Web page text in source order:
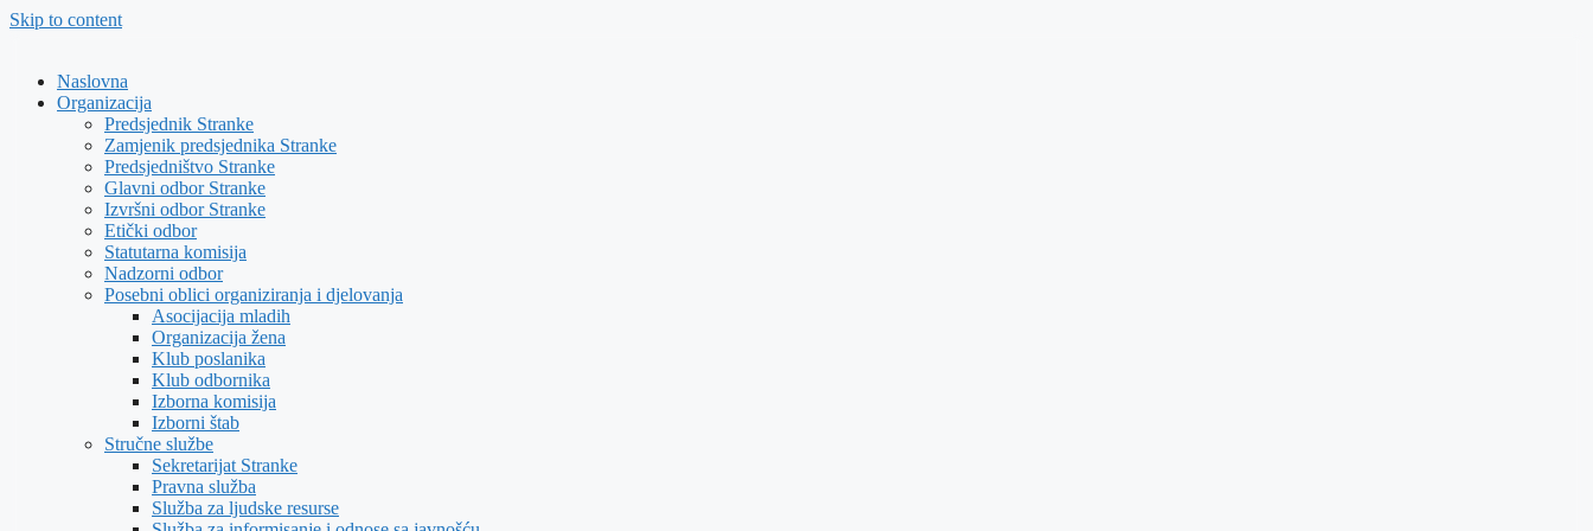
Skip to content
Naslovna
Organizacija
Predsjednik Stranke
Zamjenik predsjednika Stranke
Predsjedništvo Stranke
Glavni odbor Stranke
Izvršni odbor Stranke
Etički odbor
Statutarna komisija
Nadzorni odbor
Posebni oblici organiziranja i djelovanja
Asocijacija mladih
Organizacija žena
Klub poslanika
Klub odbornika
Izborna komisija
Izborni štab
Stručne službe
Sekretarijat Stranke
Pravna služba
Služba za ljudske resurse